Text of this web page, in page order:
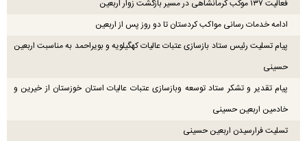
فعالیت ۱۳۷ موکب کرمانشاهی در مسیر بازگشت زوار اربعین
ادامه خدمات رسانی مواکب کردستان تا دو روز پس از اربعین
پیام تسلیت رئیس ستاد بازسازی عتبات عالیات کهگیلویه و بویراحمد به مناسبت اربعین
حسینی
پیام تقدیر و تشکر ستاد توسعه وبازسازی عتبات عالیات استان خوزستان از خیرین و
خادمین اربعین حسینی
تسلیت فرارسیدن اربعین حسینی